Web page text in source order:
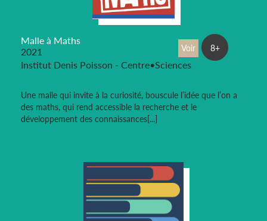
Malle à Maths
2021
Institut Denis Poisson - Centre•Sciences
Une malle qui invite à la curiosité, bouscule l’idée que l’on a
des maths, qui rend accessible la recherche et le
développement des connaissances[...]
Voir 8+